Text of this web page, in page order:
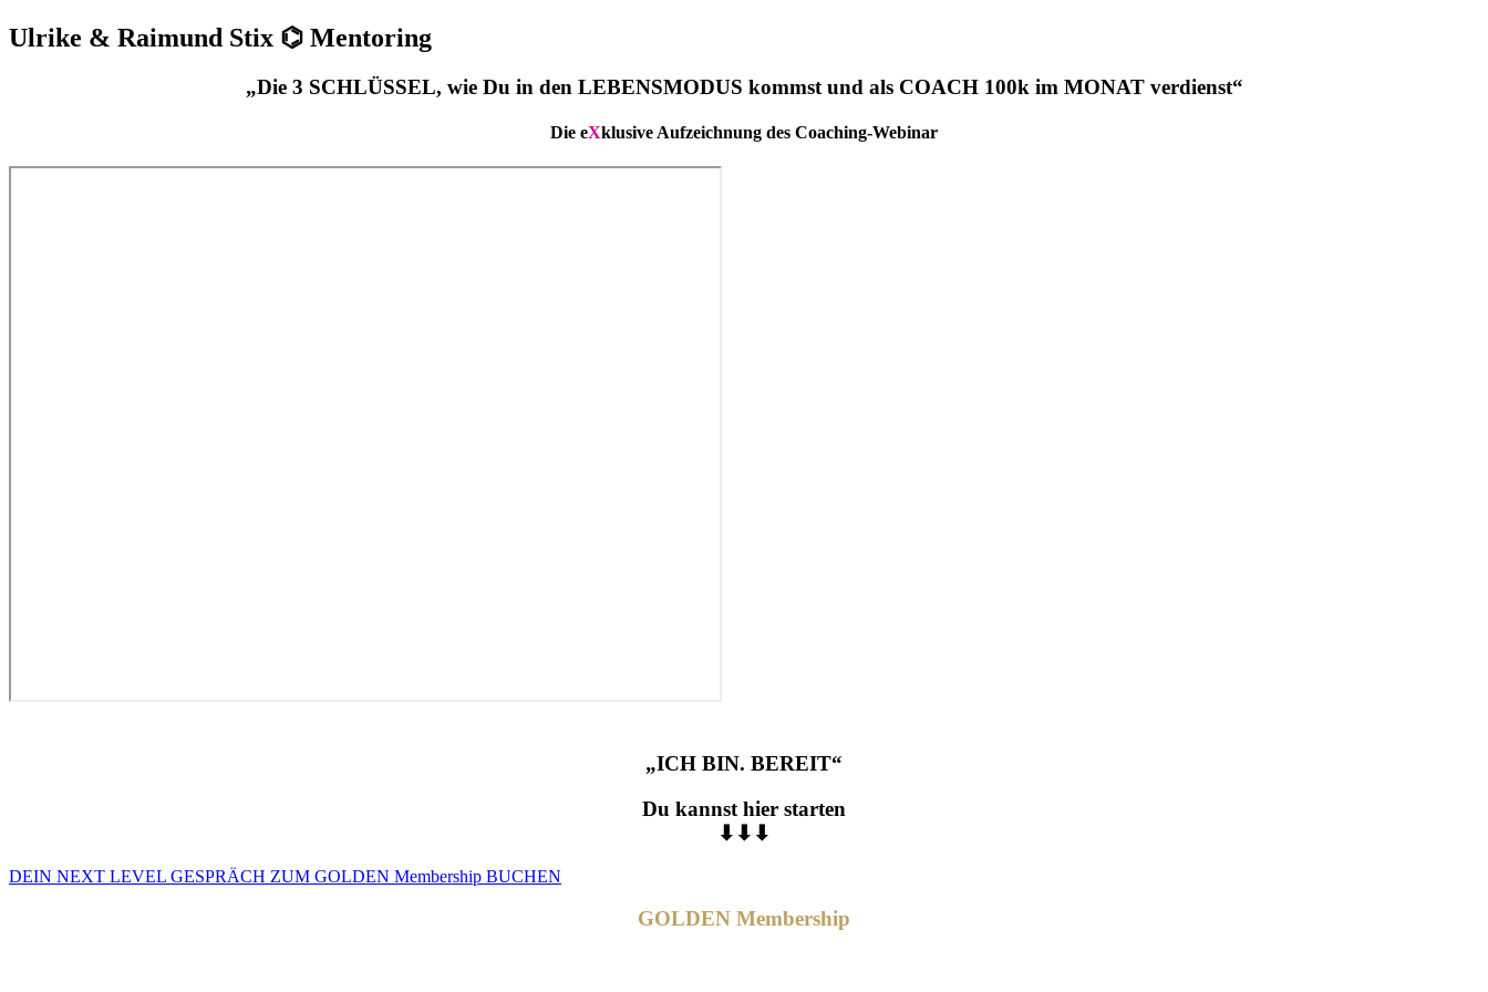
Ulrike & Raimund Stix ⌬ Mentoring
„Die 3 SCHLÜSSEL, wie Du in den LEBENSMODUS kommst und als COACH 100k im MONAT verdienst“
Die eXklusive Aufzeichnung des Coaching-Webinar
„ICH BIN. BEREIT“
Du kannst hier starten
⬇⬇⬇
DEIN NEXT LEVEL GESPRÄCH ZUM GOLDEN Membership BUCHEN
GOLDEN Membership